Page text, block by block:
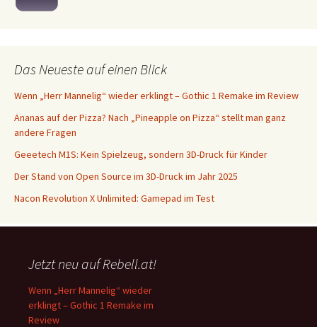
Das Neueste auf einen Blick
Wenn „Herr Mannelig“ wieder erklingt – Gothic 1 Remake im Review
Ananas auf der Pizza? Nach „Pineapple on Pizza“ stellt man ganz
andere Fragen
Geeetech M1S: Kein Spielzeug, sondern 3D-Druck für Kinder
Der Stand von Open Source im 3D-Druck im Jahr 2025
Nacon Revolution X Unlimited: Gamepad im Test
Jetzt neu auf Rebell.at!
Wenn „Herr Mannelig“ wieder
erklingt – Gothic 1 Remake im
Review